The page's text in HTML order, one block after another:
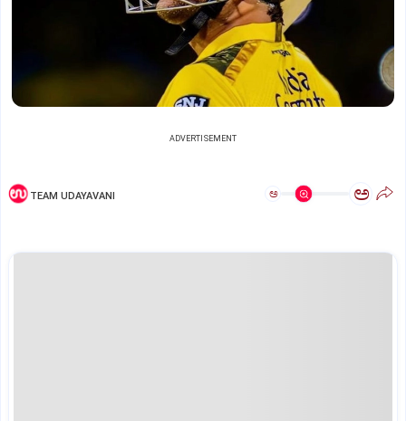
ADVERTISEMENT
TEAM UDAYAVANI ಅ ಅ